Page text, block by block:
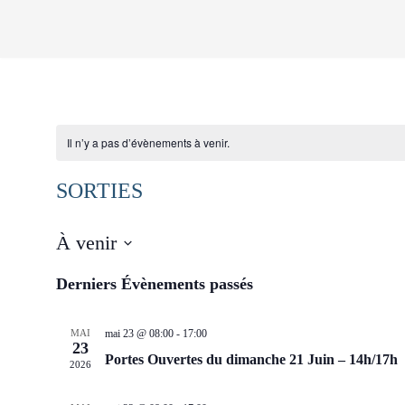
Il n’y a pas d’évènements à venir.
SORTIES
À venir
une
Derniers Évènements passés
MAI
23
2026
mai 23 @ 08:00- 17:00
Portes Ouvertes du dimanche 21 Juin – 14h/17h